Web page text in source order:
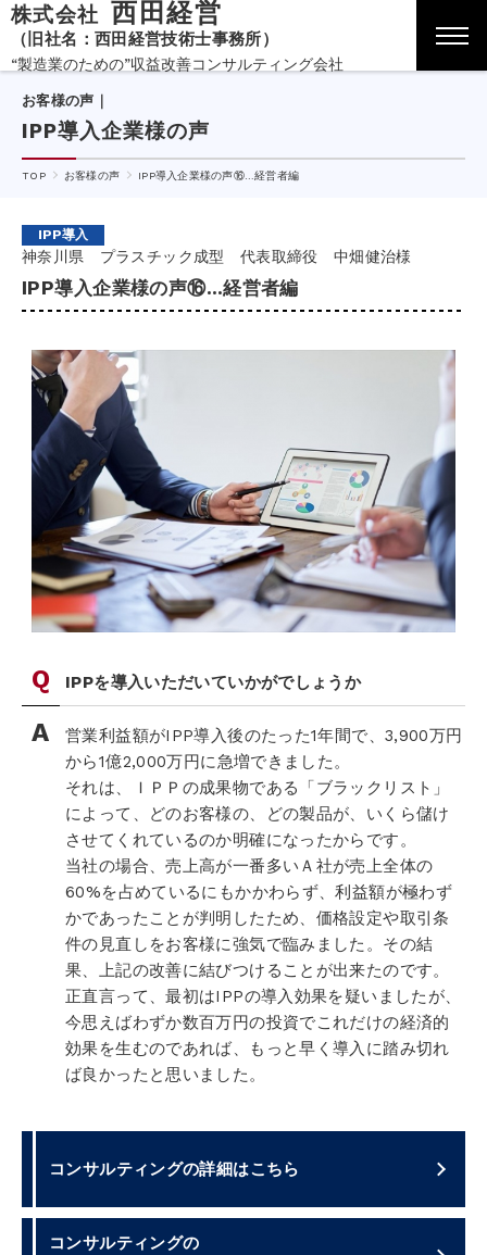
株式会社 西田経営
（旧社名：西田経営技術士事務所）
“製造業のための”収益改善コンサルティング会社
お客様の声｜
IPP導入企業様の声
TOP お客様の声 IPP導入企業様の声⑯…経営者編
IPP導入
神奈川県 プラスチック成型 代表取締役 中畑健治様
IPP導入企業様の声⑯…経営者編
IPPを導入いただいていかがでしょうか
営業利益額がIPP導入後のたった1年間で、3,900万円
から1億2,000万円に急増できました。
それは、ＩＰＰの成果物である「ブラックリスト」
によって、どのお客様の、どの製品が、いくら儲け
させてくれているのか明確になったからです。
当社の場合、売上高が一番多いＡ社が売上全体の
60%を占めているにもかかわらず、利益額が極わず
かであったことが判明したため、価格設定や取引条
件の見直しをお客様に強気で臨みました。その結
果、上記の改善に結びつけることが出来たのです。
正直言って、最初はIPPの導入効果を疑いましたが、
今思えばわずか数百万円の投資でこれだけの経済的
効果を生むのであれば、もっと早く導入に踏み切れ
ば良かったと思いました。
コンサルティングの詳細はこちら
コンサルティングの